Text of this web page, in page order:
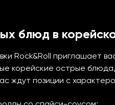
блюд в
Rock&Roll приглашает
корейские острые
ждут позиции с